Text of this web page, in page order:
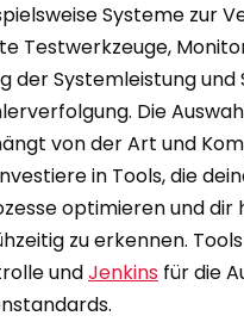
Systeme zur
Testwerkzeuge,
der Systemleistung und
Die
von der Art und
in Tools, die
optimieren und dir
zu erkennen.
undJenkins für die